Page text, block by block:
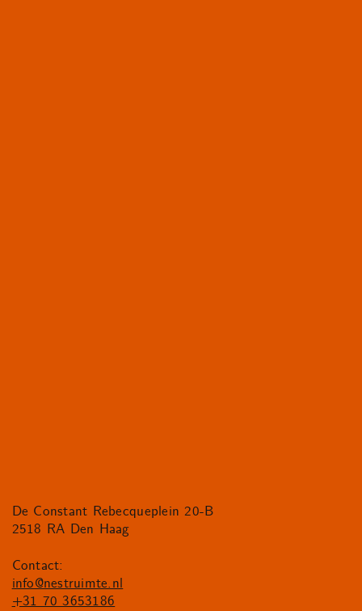
De Constant Rebecqueplein 20-B
2518 RA Den Haag
Contact:
info@nestruimte.nl
+31 70 3653186